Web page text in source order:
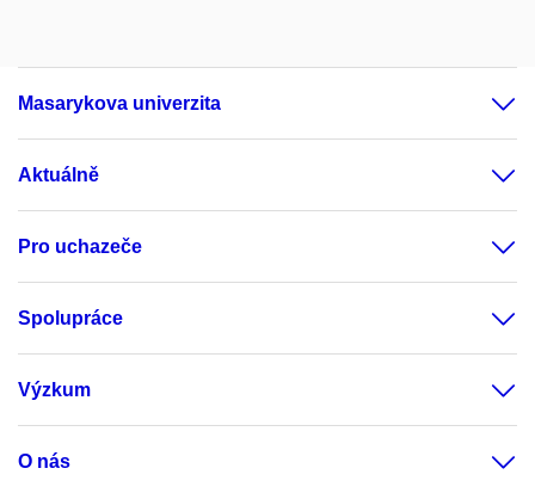
Masarykova univerzita
Aktuálně
Pro uchazeče
Spolupráce
Výzkum
O nás